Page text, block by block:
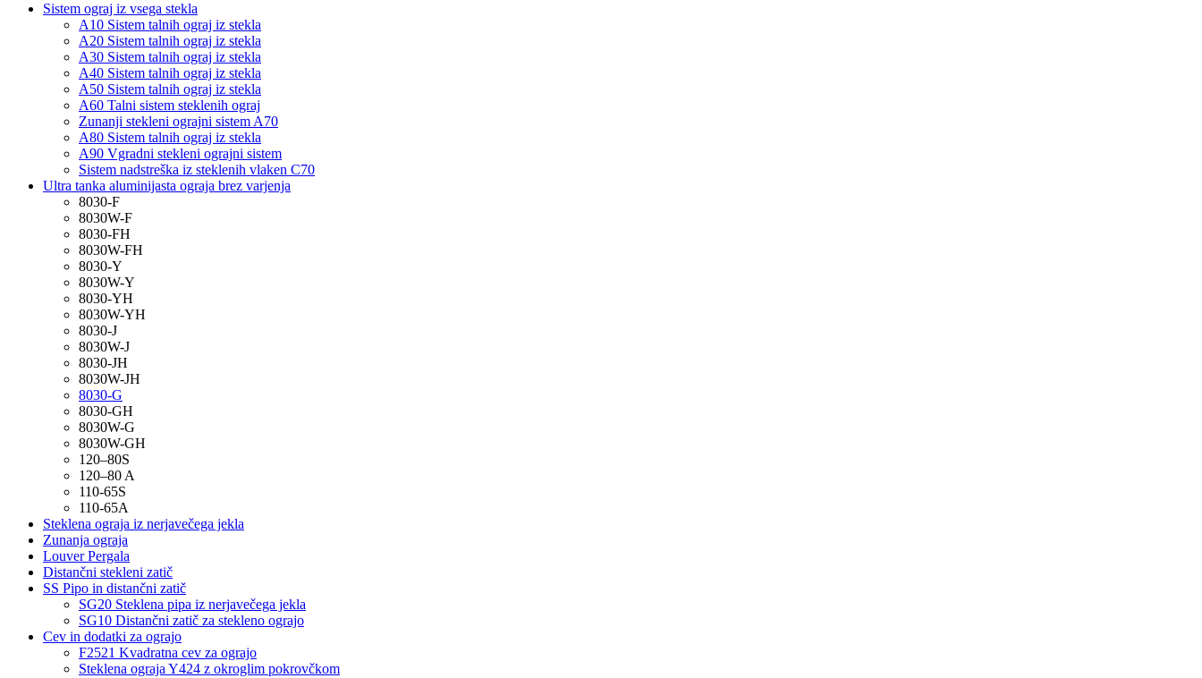
Sistem ograj iz vsega stekla
A10 Sistem talnih ograj iz stekla
A20 Sistem talnih ograj iz stekla
A30 Sistem talnih ograj iz stekla
A40 Sistem talnih ograj iz stekla
A50 Sistem talnih ograj iz stekla
A60 Talni sistem steklenih ograj
Zunanji stekleni ograjni sistem A70
A80 Sistem talnih ograj iz stekla
A90 Vgradni stekleni ograjni sistem
Sistem nadstreška iz steklenih vlaken C70
Ultra tanka aluminijasta ograja brez varjenja
8030-F
8030W-F
8030-FH
8030W-FH
8030-Y
8030W-Y
8030-YH
8030W-YH
8030-J
8030W-J
8030-JH
8030W-JH
8030-G
8030-GH
8030W-G
8030W-GH
120–80S
120–80 A
110-65S
110-65A
Steklena ograja iz nerjavečega jekla
Zunanja ograja
Louver Pergala
Distančni stekleni zatič
SS Pipo in distančni zatič
SG20 Steklena pipa iz nerjavečega jekla
SG10 Distančni zatič za stekleno ograjo
Cev in dodatki za ograjo
F2521 Kvadratna cev za ograjo
Steklena ograja Y424 z okroglim pokrovčkom